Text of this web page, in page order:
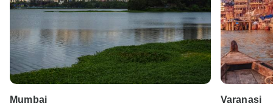
Mumbai Varanasi